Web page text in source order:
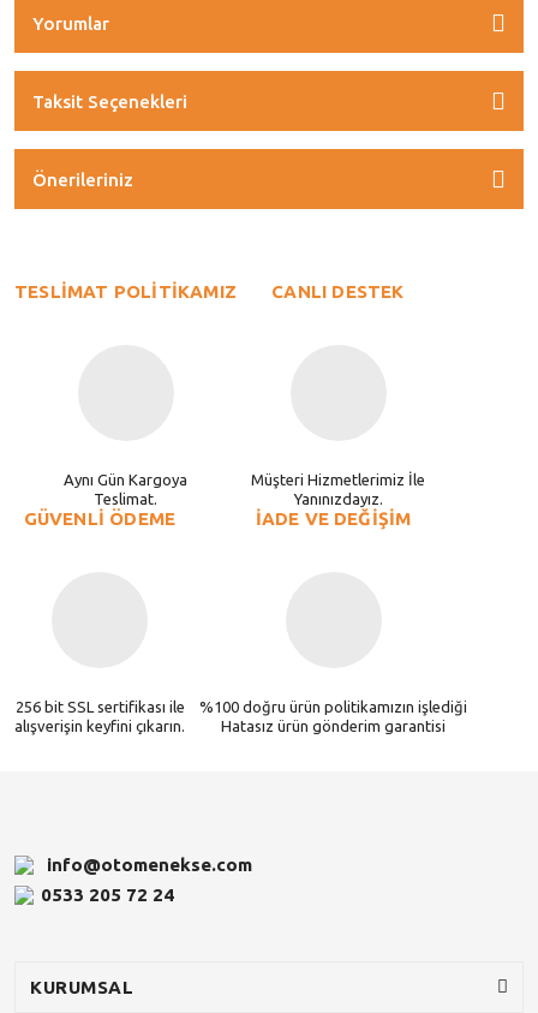
Yorumlar
Taksit Seçenekleri
Önerileriniz
TESLİMAT POLİTİKAMIZ
Aynı Gün Kargoya
Teslimat.
CANLI DESTEK
Müşteri Hizmetlerimiz İle
Yanınızdayız.
GÜVENLİ ÖDEME
256 bit SSL sertifikası ile
alışverişin keyfini çıkarın.
İADE VE DEĞİŞİM
%100 doğru ürün politikamızın işlediği
Hatasız ürün gönderim garantisi
info@otomenekse.com
0533 205 72 24
KURUMSAL